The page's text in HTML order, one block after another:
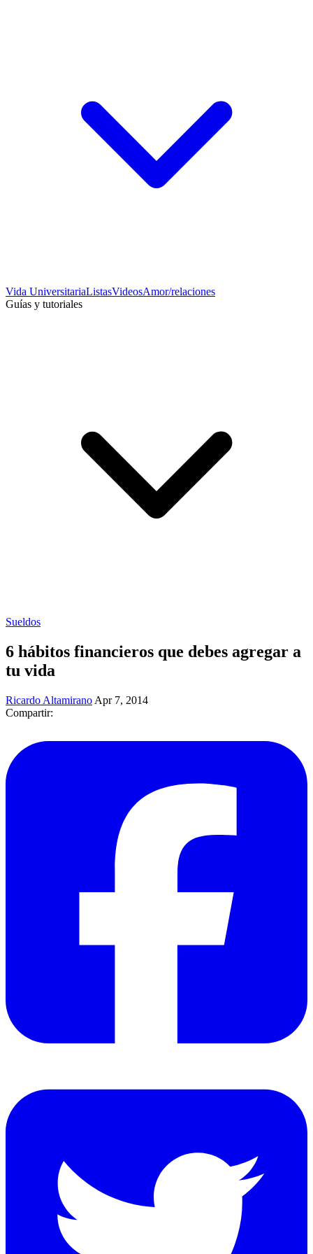
Vida UniversitariaListasVideosAmor/relaciones
Guías y tutoriales
Sueldos
6 hábitos financieros que debes agregar a
tu vida
Ricardo Altamirano Apr 7, 2014
Compartir: